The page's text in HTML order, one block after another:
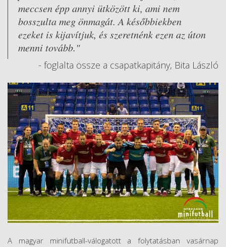
meccsen épp annyi ütközött ki, ami nem
bosszulta meg önmagát. A későbbiekben
ezeket is kijavítjuk, és szeretnénk ezen az úton
menni tovább."
- foglalta össze a csapatkapitány, Bita László
A magyar minifutball-válogatott a folytatásban vasárnap